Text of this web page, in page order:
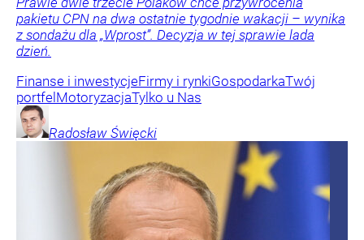
pakietu CPN na dwa ostatnie tygodnie wakacji – wynika
z sondażu dla „Wprost”. Decyzja w tej sprawie lada
dzień.
Finanse i inwestycjeFirmy i rynkiGospodarkaTwój
portfelMotoryzacjaTylko u Nas
Radosław Święcki